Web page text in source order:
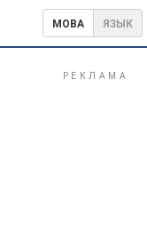
МОВА ЯЗЫК